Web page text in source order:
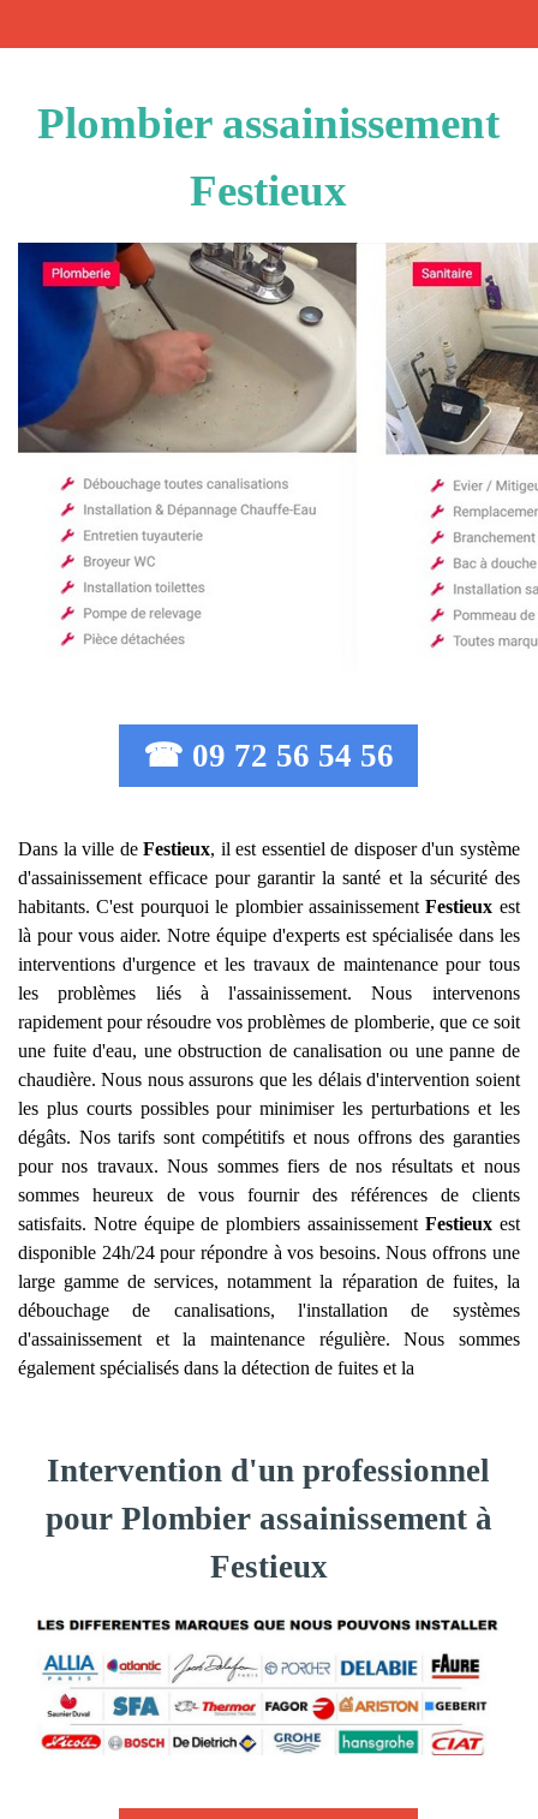
Plombier assainissement
Festieux
☎ 09 72 56 54 56
Dans la ville deFestieux, il est essentiel de disposer d'un système
d'assainissement efficace pour garantir la santé et la sécurité des
habitants. C'est pourquoi le plombier assainissementFestieux est
là pour vous aider. Notre équipe d'experts est spécialisée dans les
interventions d'urgence et les travaux de maintenance pour tous
les problèmes liés à l'assainissement. Nous intervenons
rapidement pour résoudre vos problèmes de plomberie, que ce soit
une fuite d'eau, une obstruction de canalisation ou une panne de
chaudière. Nous nous assurons que les délais d'intervention soient
les plus courts possibles pour minimiser les perturbations et les
dégâts. Nos tarifs sont compétitifs et nous offrons des garanties
pour nos travaux. Nous sommes fiers de nos résultats et nous
sommes heureux de vous fournir des références de clients
satisfaits. Notre équipe de plombiers assainissement Festieuxest
disponible 24h/24 pour répondre à vos besoins. Nous offrons une
large gamme de services, notamment la réparation de fuites, la
débouchage de canalisations, l'installation de systèmes
d'assainissement et la maintenance régulière. Nous sommes
également spécialisés dans la détection de fuites et la
Intervention d'un professionnel
pour Plombier assainissement à
Festieux